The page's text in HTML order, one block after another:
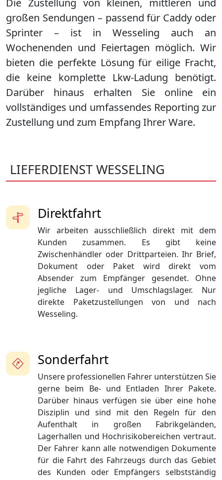
Die Zustellung von kleinen, mittleren und
großen Sendungen – passend für Caddy oder
Sprinter – ist in Wesseling auch an
Wochenenden und Feiertagen möglich. Wir
bieten die perfekte Lösung für eilige Fracht,
die keine komplette Lkw-Ladung benötigt.
Darüber hinaus erhalten Sie online ein
vollständiges und umfassendes Reporting zur
Zustellung und zum Empfang Ihrer Ware.
LIEFERDIENST WESSELING
Sonderfahrt
Unsere professionellen Fahrer unterstützen Sie
gerne beim Be- und Entladen Ihrer Pakete.
Darüber hinaus verfügen sie über eine hohe
Disziplin und sind mit den Regeln für den
Aufenthalt in großen Fabrikgeländen,
Lagerhallen und Hochrisikobereichen vertraut.
Der Fahrer kann alle notwendigen Dokumente
für die Fahrt des Fahrzeugs durch das Gebiet
des Kunden oder Empfängers selbstständig
Direktfahrt
Wir arbeiten ausschließlich direkt mit dem
Kunden zusammen. Es gibt keine
Zwischenhändler oder Drittparteien. Ihr Brief,
Dokument oder Paket wird direkt vom
Absender zum Empfänger gesendet. Ohne
jegliche Lager- und Umschlagslager. Nur
direkte Paketzustellungen von und nach
Wesseling.